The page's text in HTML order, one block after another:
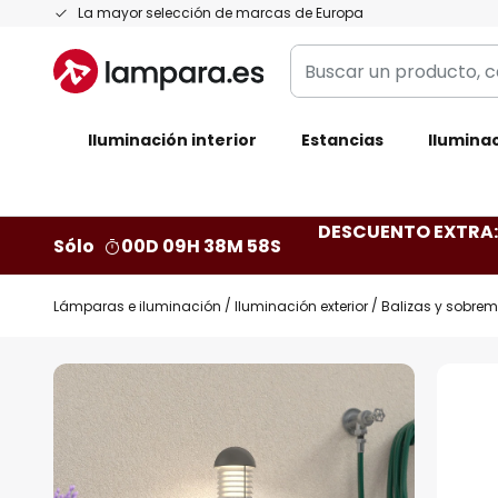
La mayor selección de marcas de Europa
Ir
contenido
Buscar
un
categoría,
Iluminación interior Estancias
Sólo 00D 09H 38M 57S
DESCUENTO
Lámparas e iluminación Iluminación exterior Balizas y
Saltar
final
de
la